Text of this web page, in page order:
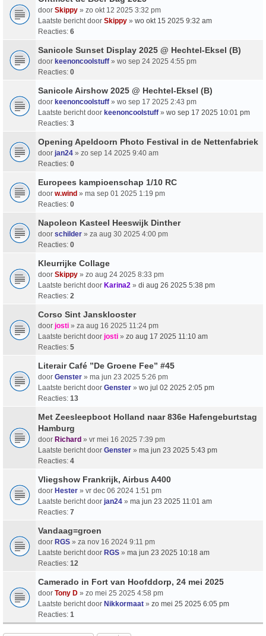
door Skippy » zo okt 12 2025 3:32 pm
Laatste bericht door Skippy » wo okt 15 2025 9:32 am
Reacties: 6
Sanicole Sunset Display 2025 @ Hechtel-Eksel (B)
door keenoncoolstuff » wo sep 24 2025 4:55 pm
Reacties: 0
Sanicole Airshow 2025 @ Hechtel-Eksel (B)
door keenoncoolstuff » wo sep 17 2025 2:43 pm
Laatste bericht door keenoncoolstuff » wo sep 17 2025 10:01 pm
Reacties: 3
Opening Apeldoorn Photo Festival in de Nettenfabriek
door jan24 » zo sep 14 2025 9:40 am
Reacties: 0
Europees kampioenschap 1/10 RC
door w.wind » ma sep 01 2025 1:19 pm
Reacties: 0
Napoleon Kasteel Heeswijk Dinther
door schilder » za aug 30 2025 4:00 pm
Reacties: 0
Kleurrijke Collage
door Skippy » zo aug 24 2025 8:33 pm
Laatste bericht door Karina2 » di aug 26 2025 5:38 pm
Reacties: 2
Corso Sint Jansklooster
door josti » za aug 16 2025 11:24 pm
Laatste bericht door josti » zo aug 17 2025 11:10 am
Reacties: 5
Literair Café ”De Groene Fee” #45
door Genster » ma jun 23 2025 5:26 pm
Laatste bericht door Genster » wo jul 02 2025 2:05 pm
Reacties: 13
Met Zeesleepboot Holland naar 836e Hafengeburtstag
Hamburg
door Richard » vr mei 16 2025 7:39 pm
Laatste bericht door Genster » ma jun 23 2025 5:43 pm
Reacties: 4
Vliegshow Frankrijk, Airbus A400
door Hester » vr dec 06 2024 1:51 pm
Laatste bericht door jan24 » ma jun 23 2025 11:01 am
Reacties: 7
Vandaag=groen
door RGS » za nov 16 2024 9:11 pm
Laatste bericht door RGS » ma jun 23 2025 10:18 am
Reacties: 12
Camerado in Fort van Hoofddorp, 24 mei 2025
door Tony D » zo mei 25 2025 4:58 pm
Laatste bericht door Nikkormaat » zo mei 25 2025 6:05 pm
Reacties: 1